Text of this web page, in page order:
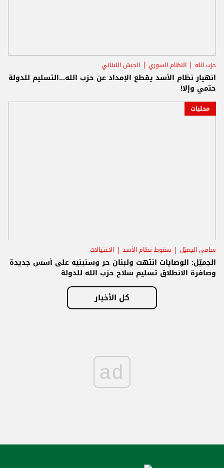
حزب الله النظام السوري الجيش اللبناني
انهيار نظام الأسد يقطع الإمداد عن حزب الله...التسليم للدولة
حتمي وإلا!
محليات
سامي الجميّل سقوط نظام الأسد الاغتيالات
الجميّل: الوصايات انتهت ولبنان حر وسنبنيه على أسس جديدة
وصافرة الانطلاق تسليم سلاح حزب الله للدولة
كل الأخبار
ad